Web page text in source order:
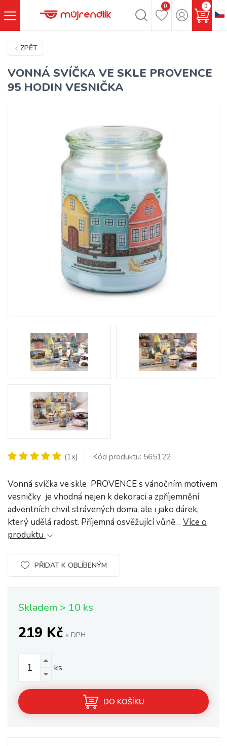
0 0
ZPĚT
VONNÁ SVÍČKA VE SKLE PROVENCE
95 HODIN VESNIČKA
(1x) Kód produktu: 565122
Vonná svíčka ve skle PROVENCE s vánočním motivem
vesničky je vhodná nejen k dekoraci a zpříjemnění
adventních chvil strávených doma, ale i jako dárek,
který udělá radost. Příjemná osvěžující vůně… Více o
produktu
PŘIDAT K OBLÍBENÝM
Skladem > 10 ks
219 Kč s DPH
ks
DO KOŠÍKU